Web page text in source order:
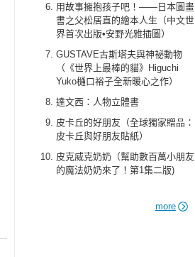
用故事擁抱孩子吧！——日本圖畫
書之父松居直的繪本人生（中文世
界首次出版•安野光雅插圖）
GUSTAVE古斯塔夫與神祕動物
（《世界上最棒的貓》Higuchi
Yuko樋口裕子全新暖心之作）
達文西：人物立體書
皮卡丘的好朋友（全球獨家贈品：
皮卡丘與好朋友貼紙）
皮克威克奶奶（幫助數百萬小朋友
的魔法奶奶來了！第1集二版)
more